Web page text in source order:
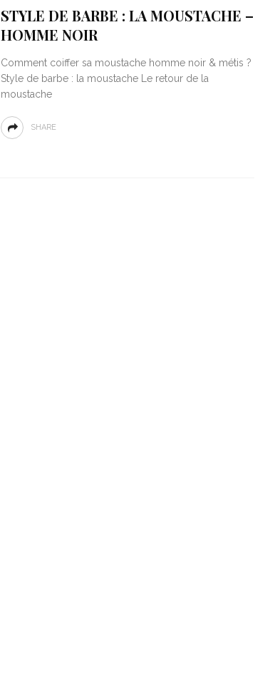
STYLE DE BARBE : LA MOUSTACHE –
HOMME NOIR
Comment coiffer sa moustache homme noir & métis ?
Style de barbe : la moustache Le retour de la
moustache
SHARE